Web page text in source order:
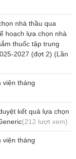
nhà thầu qua
hoạch lựa chọn nhà
thuốc tập trung
2027 (đợt 2) (Lần
viện tháng
kết quả lựa chọn
(212 lượt xem)
viện tháng